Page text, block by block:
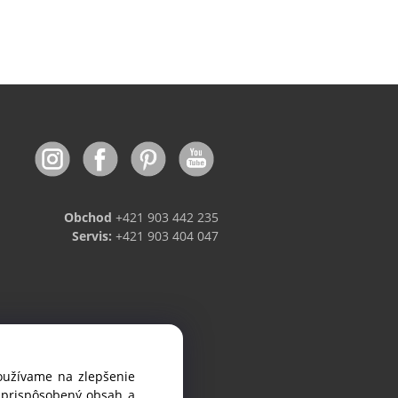
Obchod +421 903 442 235
Servis: +421 903 404 047
na zlepšenie